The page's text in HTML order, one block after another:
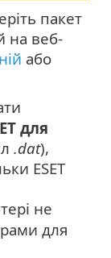
пакет
на веб-
або
для
.dat),
ESET
не
для